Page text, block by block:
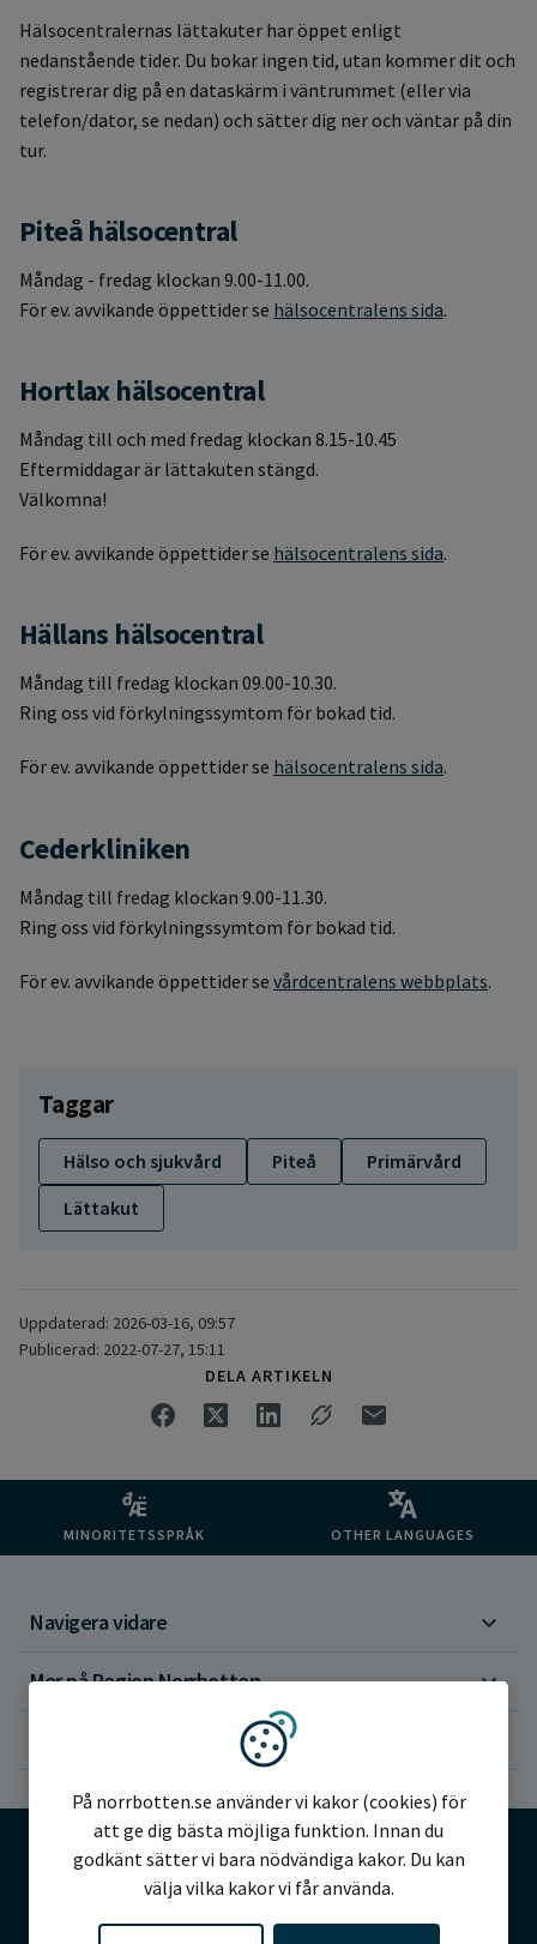
Hälsocentralernas lättakuter har öppet enligt
nedanstående tider. Du bokar ingen tid, utan kommer dit och
registrerar dig på en dataskärm i väntrummet (eller via
telefon/dator, se nedan) och sätter dig ner och väntar på din
tur.
Piteå hälsocentral
Måndag - fredag klockan 9.00-11.00.
För ev. avvikande öppettider se hälsocentralens sida.
Hortlax hälsocentral
Måndag till och med fredag klockan 8.15-10.45
Eftermiddagar är lättakuten stängd.
Välkomna!
För ev. avvikande öppettider se hälsocentralens sida.
Hällans hälsocentral
Måndag till fredag klockan 09.00-10.30.
Ring oss vid förkylningssymtom för bokad tid.
För ev. avvikande öppettider se hälsocentralens sida.
Cederkliniken
Måndag till fredag klockan 9.00-11.30.
Ring oss vid förkylningssymtom för bokad tid.
För ev. avvikande öppettider se vårdcentralens webbplats.
Taggar
Hälso och sjukvård Piteå
Primärvård
Lättakut
Uppdaterad: 2026-03-16, 09:57
Publicerad: 2022-07-27, 15:11
DELA ARTIKELN
MINORITETSSPRÅK OTHER LANGUAGES
Navigera vidare
Mer på Region Norrbotten
Vi använder kakor
På norrbotten.se använder vi kakor (cookies) för
att ge dig bästa möjliga funktion. Innan du
godkänt sätter vi bara nödvändiga kakor. Du kan
välja vilka kakor vi får använda.